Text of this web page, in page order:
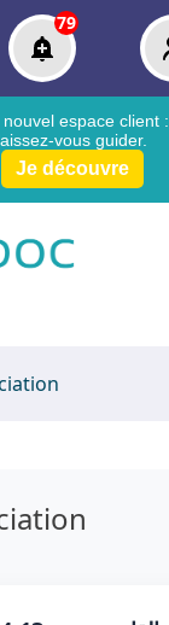
79
espace client :
vous guider.
Je découvre